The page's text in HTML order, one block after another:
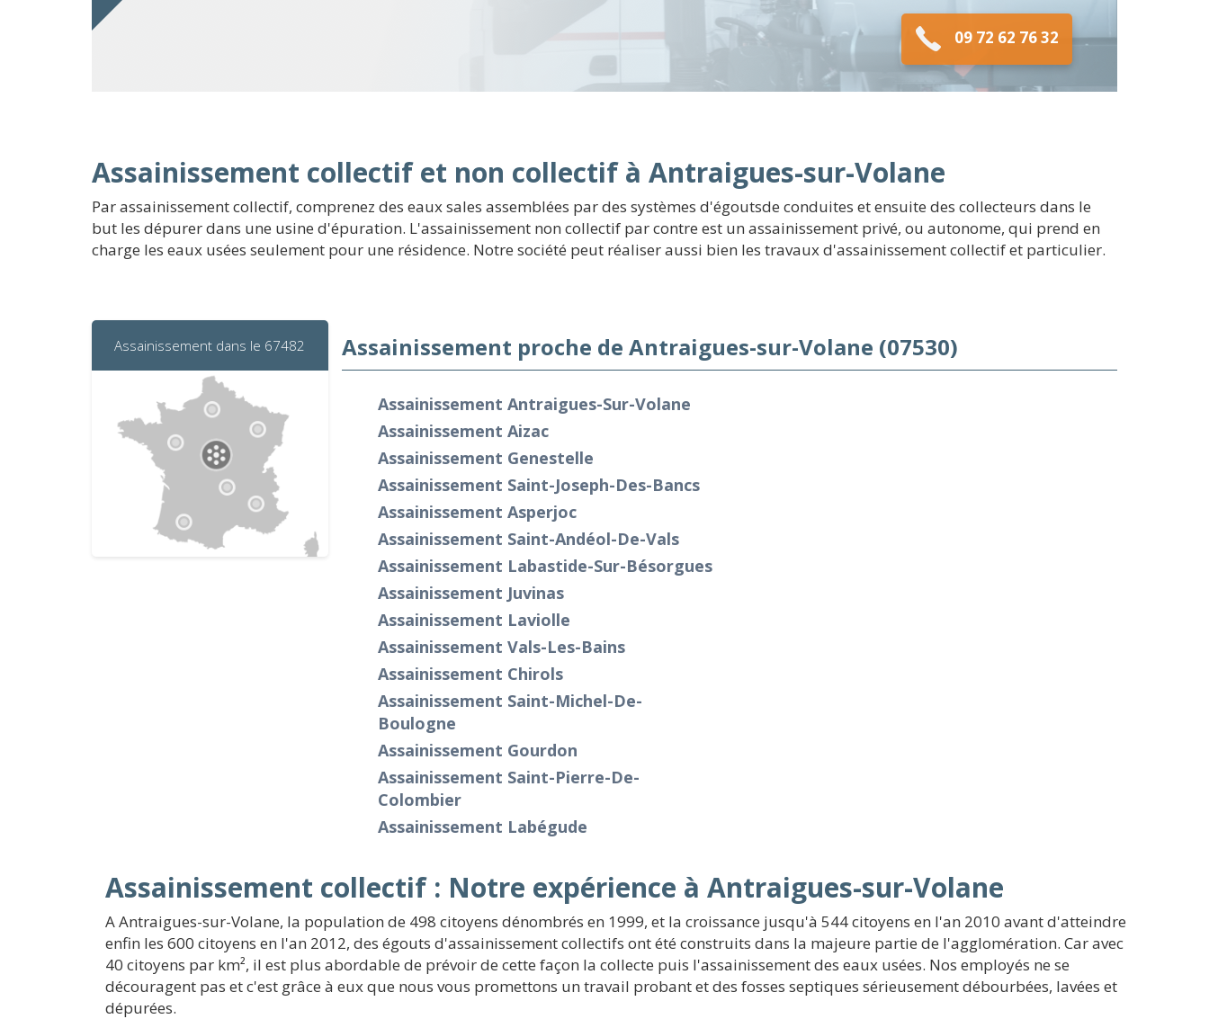
09 72 62 76 32
Assainissement collectif et non collectif à Antraigues-sur-Volane
Par assainissement collectif, comprenez des eaux sales assemblées par des systèmes d'égoutsde conduites et ensuite des collecteurs dans le
but les dépurer dans une usine d'épuration. L'assainissement non collectif par contre est un assainissement privé, ou autonome, qui prend en
charge les eaux usées seulement pour une résidence. Notre société peut réaliser aussi bien les travaux d'assainissement collectif et particulier.
Assainissement dans le 67482 Assainissement proche de Antraigues-sur-Volane (07530)
Assainissement Antraigues-Sur-Volane
Assainissement Aizac
Assainissement Genestelle
Assainissement Saint-Joseph-Des-Bancs
Assainissement Asperjoc
Assainissement Saint-Andéol-De-Vals
Assainissement Labastide-Sur-Bésorgues
Assainissement Juvinas
Assainissement Laviolle
Assainissement Vals-Les-Bains
Assainissement Chirols
Assainissement Saint-Michel-De-
Boulogne
Assainissement Gourdon
Assainissement Saint-Pierre-De-
Colombier
Assainissement Labégude
Assainissement collectif : Notre expérience à Antraigues-sur-Volane
A Antraigues-sur-Volane, la population de 498 citoyens dénombrés en 1999, et la croissance jusqu'à 544 citoyens en l'an 2010 avant d'atteindre
enfin les 600 citoyens en l'an 2012, des égouts d'assainissement collectifs ont été construits dans la majeure partie de l'agglomération. Car avec
40 citoyens par km², il est plus abordable de prévoir de cette façon la collecte puis l'assainissement des eaux usées. Nos employés ne se
découragent pas et c'est grâce à eux que nous vous promettons un travail probant et des fosses septiques sérieusement débourbées, lavées et
dépurées.